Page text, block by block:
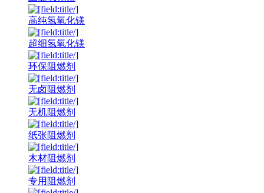
高纯氢氧化镁
超细氢氧化镁
环保阻燃剂
无卤阻燃剂
无机阻燃剂
纸张阻燃剂
木材阻燃剂
专用阻燃剂